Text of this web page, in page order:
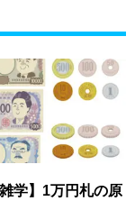
雑学】1万円札の原